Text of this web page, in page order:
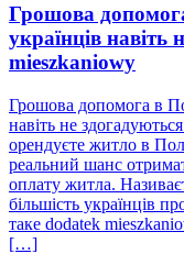
Грошова
українців навіть
mieszkaniowy
Грошова допомога в
навіть не
орендуєте житло в
реальний шанс
оплату житла.
більшість українців
таке dodatek
[…]